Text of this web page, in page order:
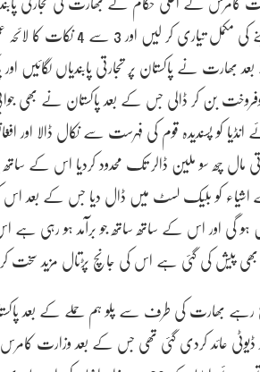
دینے کی مکمل تیاری کر لیں
بھارت نے پاکستان پر تجارتی پابندیاں لگائیں
بن کر ڈالی جس کے بعد پاکستان نے بھی
کو پسندیدہ قوم کی فہرست سے نکال ڈالا اور
مال چھ سو ملین ڈالر تک محدود کردیا اس کے
کو بلیک لسٹ میں ڈال دیا جس کے بعد اس
ہو گی اور اس کے ساتھ ساتھ جو برآمد ہو رہی ہے
بھی پیش کی گئی ہے اس کی جانچ پڑتال مزید
ڈیوٹی عائد کردی گئی تھی جس کے بعد وزارت